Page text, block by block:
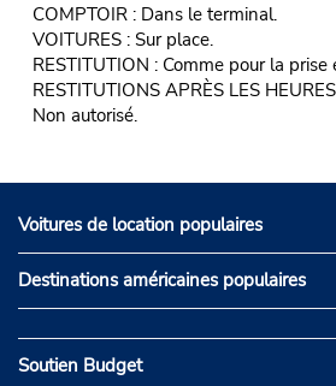
COMPTOIR : Dans le terminal.
VOITURES : Sur place.
RESTITUTION : Comme pour la prise
RESTITUTIONS APRÈS LES
Non autorisé.
Voitures de location populaires
Destinations américaines populaires
Soutien Budget